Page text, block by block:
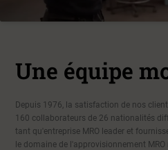
Une équipe
Depuis 1976, la satisfaction de nos
160 collaborateurs de 26 nationalités
tant qu'entreprise MRO leader et
le domaine de l'approvisionnement